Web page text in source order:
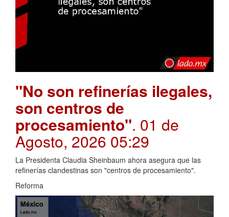
"No son refinerías ilegales,
son centros de
procesamiento". 01 de
Agosto, 2026 05:29
La Presidenta Claudia Sheinbaum ahora asegura que las
refinerías clandestinas son "centros de procesamiento".
Reforma